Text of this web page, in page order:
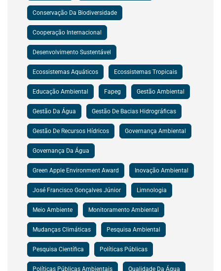
Conservação Da Biodiversidade
Cooperação Internacional
Desenvolvimento Sustentável
Ecossistemas Aquáticos Ecossistemas Tropicais
Educação Ambiental Fapeg Gestão Ambiental
Gestão Da Água Gestão De Bacias Hidrográficas
Gestão De Recursos Hídricos Governança Ambiental
Governança Da Água
Green Apple Environment Award Inovação Ambiental
José Francisco Gonçalves Júnior Limnologia
Meio Ambiente Monitoramento Ambiental
Mudanças Climáticas Pesquisa Ambiental
Pesquisa Científica Políticas Públicas
Políticas Públicas Ambientais Qualidade Da Água